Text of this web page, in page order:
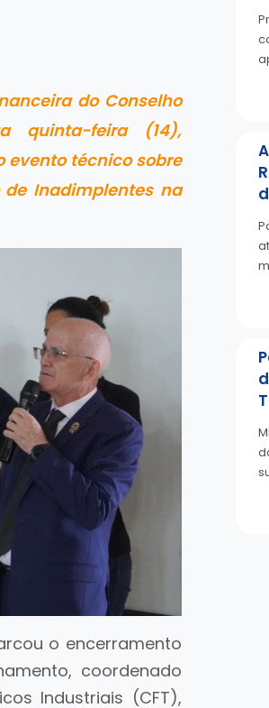
do Conselho
quinta-feira (14),
evento técnico sobre
Inadimplentes na
o encerramento
coordenado
Industriais (CFT),